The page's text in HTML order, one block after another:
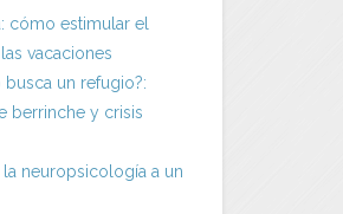
cómo estimular el
vacaciones
busca un refugio?:
berrinche y crisis
neuropsicología a un